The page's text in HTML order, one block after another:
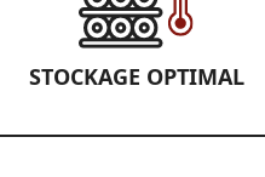
STOCKAGE OPTIMAL